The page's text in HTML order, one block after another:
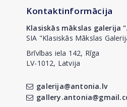
Kontaktinformācija
Klasiskās mākslas galerija
SIA "Klasiskās Mākslas
Brīvības iela 142, Rīga
LV-1012, Latvija
galerija@antonia.lv